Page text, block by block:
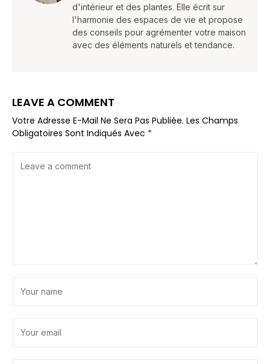
d'intérieur et des plantes. Elle écrit sur
l'harmonie des espaces de vie et propose
des conseils pour agrémenter votre maison
avec des éléments naturels et tendance.
LEAVE A COMMENT
Votre Adresse E-Mail Ne Sera Pas Publiée. Les Champs
Obligatoires Sont Indiqués Avec *